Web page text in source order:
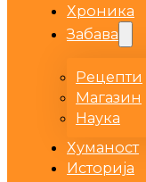
Хроника
Забава
Рецепти
Магазин
Наука
Хуманост
Историја